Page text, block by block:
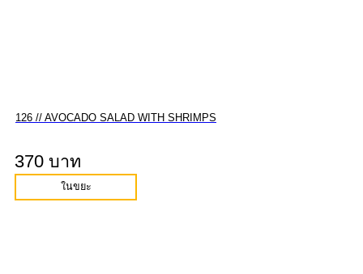
126 // AVOCADO SALAD WITH SHRIMPS
370 บาท
ในขยะ